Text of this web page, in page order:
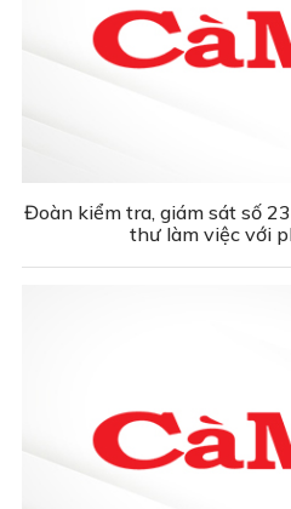
Đoàn kiểm tra, giám sát số
thư làm việc với